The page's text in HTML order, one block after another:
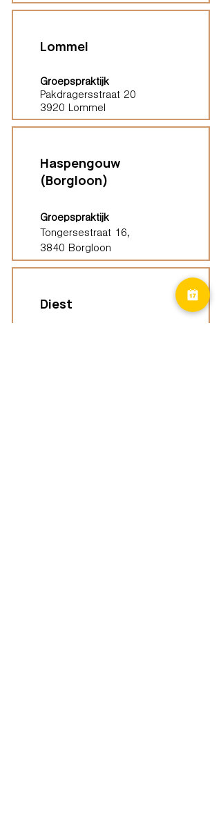
Lommel
Groepspraktijk
Pakdragersstraat 20
3920 Lommel
Haspengouw
(Borgloon)
Groepspraktijk
Tongersestraat 16,
3840 Borgloon
Diest